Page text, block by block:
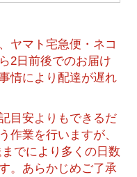
ヤマト宅急便・ネコ
2日前後でのお届け
情により配達が遅れ
目安よりもできるだ
作業を行いますが、
でにより多くの日数
。あらかじめご了承